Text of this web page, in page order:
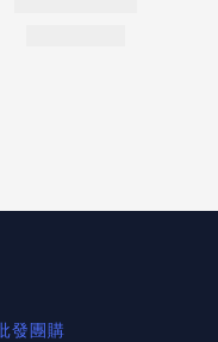
發團購